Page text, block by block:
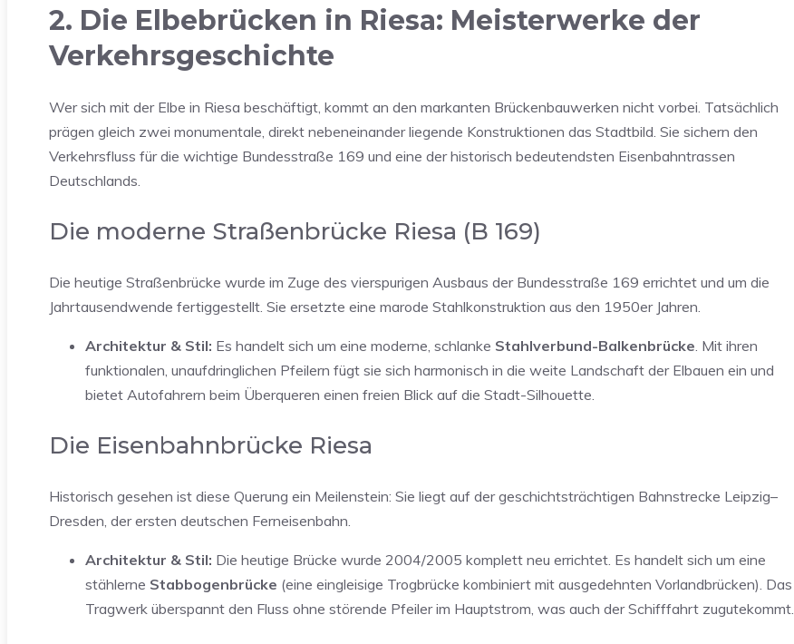
2. Die Elbebrücken in Riesa: Meisterwerke der
Verkehrsgeschichte
Wer sich mit der Elbe in Riesa beschäftigt, kommt an den markanten Brückenbauwerken nicht vorbei. Tatsächlich
prägen gleich zwei monumentale, direkt nebeneinander liegende Konstruktionen das Stadtbild. Sie sichern den
Verkehrsfluss für die wichtige Bundesstraße 169 und eine der historisch bedeutendsten Eisenbahntrassen
Deutschlands.
Die moderne Straßenbrücke Riesa (B 169)
Die heutige Straßenbrücke wurde im Zuge des vierspurigen Ausbaus der Bundesstraße 169 errichtet und um die
Jahrtausendwende fertiggestellt. Sie ersetzte eine marode Stahlkonstruktion aus den 1950er Jahren.
Architektur & Stil: Es handelt sich um eine moderne, schlanke Stahlverbund-Balkenbrücke. Mit ihren
funktionalen, unaufdringlichen Pfeilern fügt sie sich harmonisch in die weite Landschaft der Elbauen ein und
bietet Autofahrern beim Überqueren einen freien Blick auf die Stadt-Silhouette.
Die Eisenbahnbrücke Riesa
Historisch gesehen ist diese Querung ein Meilenstein: Sie liegt auf der geschichtsträchtigen Bahnstrecke Leipzig–
Dresden, der ersten deutschen Ferneisenbahn.
Architektur & Stil: Die heutige Brücke wurde 2004/2005 komplett neu errichtet. Es handelt sich um eine
stählerne Stabbogenbrücke (eine eingleisige Trogbrücke kombiniert mit ausgedehnten Vorlandbrücken). Das
Tragwerk überspannt den Fluss ohne störende Pfeiler im Hauptstrom, was auch der Schifffahrt zugutekommt.